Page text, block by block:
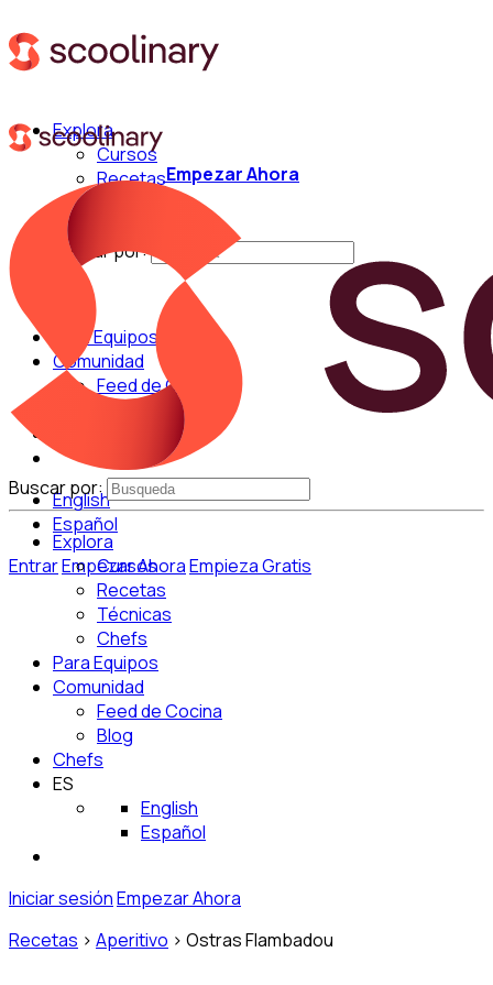
Explora
Cursos
Recetas
Buscar por:
Para Equipos
Comunidad
Feed de Cocina
English
Español
EntrarEmpezar AhoraEmpieza Gratis
Empezar Ahora
Buscar por:
Explora
Cursos
Recetas
Técnicas
Chefs
Para Equipos
Comunidad
Feed de Cocina
Blog
Chefs
ES
English
Español
Iniciar sesiónEmpezar Ahora
Recetas > Aperitivo > Ostras Flambadou